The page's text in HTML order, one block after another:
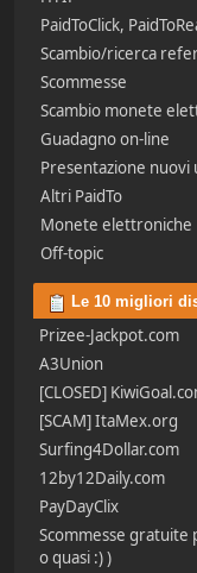
PaidToClick,
Scambio/ricerca
Scommesse
Scambio monete
Guadagno on-line
Presentazione nuovi
Altri PaidTo
Monete elettroniche
Off-topic
Le 10 migliori
Prizee-Jackpot.com
A3Union
[CLOSED]
[SCAM] ItaMex.org
Surfing4Dollar.com
12by12Daily.com
PayDayClix
Scommesse gratuite
o quasi :) )